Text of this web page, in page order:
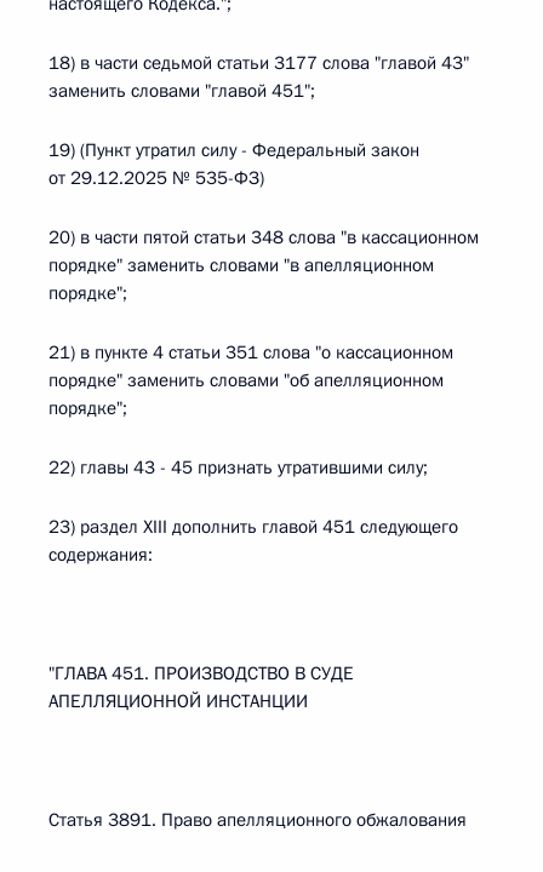
18) в части седьмой статьи 3177 слова "главой 43"
заменить словами "главой 451";
19) (Пункт утратил силу - Федеральный закон
от 29.12.2025 № 535-ФЗ)
20) в части пятой статьи 348 слова "в кассационном
порядке" заменить словами "в апелляционном
порядке";
21) в пункте 4 статьи 351 слова "о кассационном
порядке" заменить словами "об апелляционном
порядке";
22) главы 43 - 45 признать утратившими силу;
23) раздел XIII дополнить главой 451 следующего
содержания:
"ГЛАВА 451. ПРОИЗВОДСТВО В СУДЕ
АПЕЛЛЯЦИОННОЙ ИНСТАНЦИИ
Статья 3891. Право апелляционного обжалования